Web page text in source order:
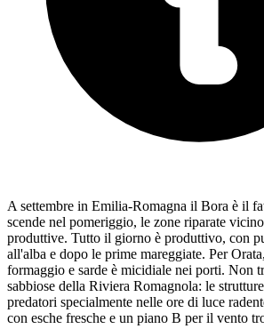
A settembre in Emilia-Romagna il Bora è il
scende nel pomeriggio, le zone riparate
produttive. Tutto il giorno è produttivo, con
all'alba e dopo le prime mareggiate. Per
formaggio e sarde è micidiale nei porti. Non
sabbiose della Riviera Romagnola: le
predatori specialmente nelle ore di luce
con esche fresche e un piano B per il vento